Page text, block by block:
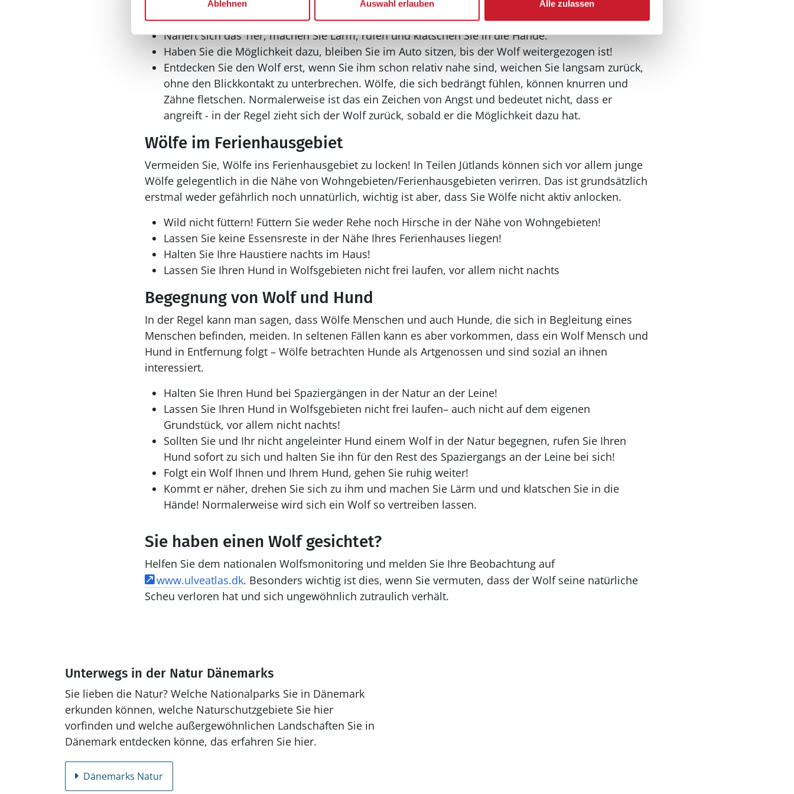
Ablehnen Auswahl erlauben Alle zulassen
Schauen Sie den Wolf direkt an und drehen Sie einem näherkommenden Wolf nicht den Rücken
zu!
Nähert sich das Tier, machen Sie Lärm, rufen und klatschen Sie in die Hände.
Haben Sie die Möglichkeit dazu, bleiben Sie im Auto sitzen, bis der Wolf weitergezogen ist!
Entdecken Sie den Wolf erst, wenn Sie ihm schon relativ nahe sind, weichen Sie langsam zurück,
ohne den Blickkontakt zu unterbrechen. Wölfe, die sich bedrängt fühlen, können knurren und
Zähne fletschen. Normalerweise ist das ein Zeichen von Angst und bedeutet nicht, dass er
angreift - in der Regel zieht sich der Wolf zurück, sobald er die Möglichkeit dazu hat.
Wölfe im Ferienhausgebiet
Vermeiden Sie, Wölfe ins Ferienhausgebiet zu locken! In Teilen Jütlands können sich vor allem junge
Wölfe gelegentlich in die Nähe von Wohngebieten/Ferienhausgebieten verirren. Das ist grundsätzlich
erstmal weder gefährlich noch unnatürlich, wichtig ist aber, dass Sie Wölfe nicht aktiv anlocken.
Wild nicht füttern! Füttern Sie weder Rehe noch Hirsche in der Nähe von Wohngebieten!
Lassen Sie keine Essensreste in der Nähe Ihres Ferienhauses liegen!
Halten Sie Ihre Haustiere nachts im Haus!
Lassen Sie Ihren Hund in Wolfsgebieten nicht frei laufen, vor allem nicht nachts
Begegnung von Wolf und Hund
In der Regel kann man sagen, dass Wölfe Menschen und auch Hunde, die sich in Begleitung eines
Menschen befinden, meiden. In seltenen Fällen kann es aber vorkommen, dass ein Wolf Mensch und
Hund in Entfernung folgt – Wölfe betrachten Hunde als Artgenossen und sind sozial an ihnen
interessiert.
Halten Sie Ihren Hund bei Spaziergängen in der Natur an der Leine!
Lassen Sie Ihren Hund in Wolfsgebieten nicht frei laufen– auch nicht auf dem eigenen
Grundstück, vor allem nicht nachts!
Sollten Sie und Ihr nicht angeleinter Hund einem Wolf in der Natur begegnen, rufen Sie Ihren
Hund sofort zu sich und halten Sie ihn für den Rest des Spaziergangs an der Leine bei sich!
Folgt ein Wolf Ihnen und Ihrem Hund, gehen Sie ruhig weiter!
Kommt er näher, drehen Sie sich zu ihm und machen Sie Lärm und und klatschen Sie in die
Hände! Normalerweise wird sich ein Wolf so vertreiben lassen.
Sie haben einen Wolf gesichtet?
Helfen Sie dem nationalen Wolfsmonitoring und melden Sie Ihre Beobachtung auf
www.ulveatlas.dk. Besonders wichtig ist dies, wenn Sie vermuten, dass der Wolf seine natürliche
Scheu verloren hat und sich ungewöhnlich zutraulich verhält.
Unterwegs in der Natur Dänemarks
Sie lieben die Natur? Welche Nationalparks Sie in Dänemark
erkunden können, welche Naturschutzgebiete Sie hier
vorfinden und welche außergewöhnlichen Landschaften Sie in
Dänemark entdecken könne, das erfahren Sie hier.
Dänemarks Natur